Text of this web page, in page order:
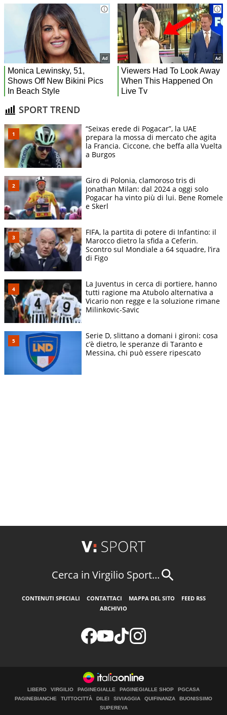
SPORT TREND
“Seixas erede di Pogacar”, la UAE
prepara la mossa di mercato che agita
la Francia. Ciccone, che beffa alla Vuelta
a Burgos
Giro di Polonia, clamoroso tris di
Jonathan Milan: dal 2024 a oggi solo
Pogacar ha vinto più di lui. Bene Romele
e Skerl
FIFA, la partita di potere di Infantino: il
Marocco dietro la sfida a Ceferin.
Scontro sul Mondiale a 64 squadre, l’ira
di Figo
La Juventus in cerca di portiere, hanno
tutti ragione ma Atubolo alternativa a
Vicario non regge e la soluzione rimane
Milinkovic-Savic
Serie D, slittano a domani i gironi: cosa
c’è dietro, le speranze di Taranto e
Messina, chi può essere ripescato
Cerca in Virgilio Sport...
CONTENUTI SPECIALI CONTATTACI MAPPA DEL SITO
FEED RSS
ARCHIVIO
LIBERO VIRGILIO PAGINEGIALLE PAGINEGIALLE SHOP
PGCASA
PAGINEBIANCHE
TUTTOCITTÀ DILEI SIVIAGGIA QUIFINANZA
BUONISSIMO
SUPEREVA